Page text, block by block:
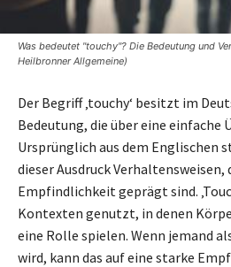
Was bedeutet "touchy"? Die Bedeutung und
Heilbronner Allgemeine)
Der Begriff ‚touchy‘ besitzt im
Bedeutung, die über eine einfache
Ursprünglich aus dem Englischen
dieser Ausdruck
Empfindlichkeit geprägt sind.
Kontexten genutzt, in denen
eine Rolle spielen. Wenn jemand
wird, kann das auf eine starke